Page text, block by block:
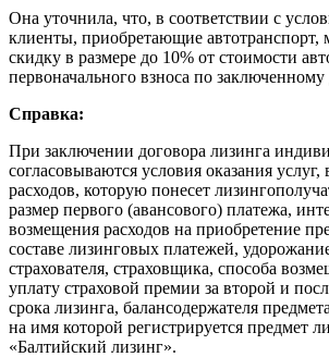
Она уточнила, что, в соответствии с
клиенты, приобретающие автотранспорт,
скидку в размере до 10% от стоимости
первоначального взноса по заключенному
Справка:
При заключении договора лизинга
согласовываются условия оказания
расходов, которую понесет
размер первого (авансового) платежа,
возмещения расходов на приобретение
составе лизинговых платежей,
страхователя, страховщика, способа
уплату страховой премии за второй и
срока лизинга, балансодержателя
на имя которой регистрируется предмет
«Балтийский лизинг».